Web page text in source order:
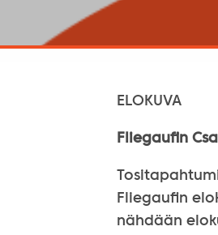
ELOKUVA
Fliegaufin
Fliegaufin
nähdään